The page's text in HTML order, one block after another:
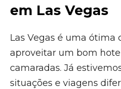
em Las Vegas
Las Vegas é uma ótima
aproveitar um bom
camaradas. Já
situações e viagens